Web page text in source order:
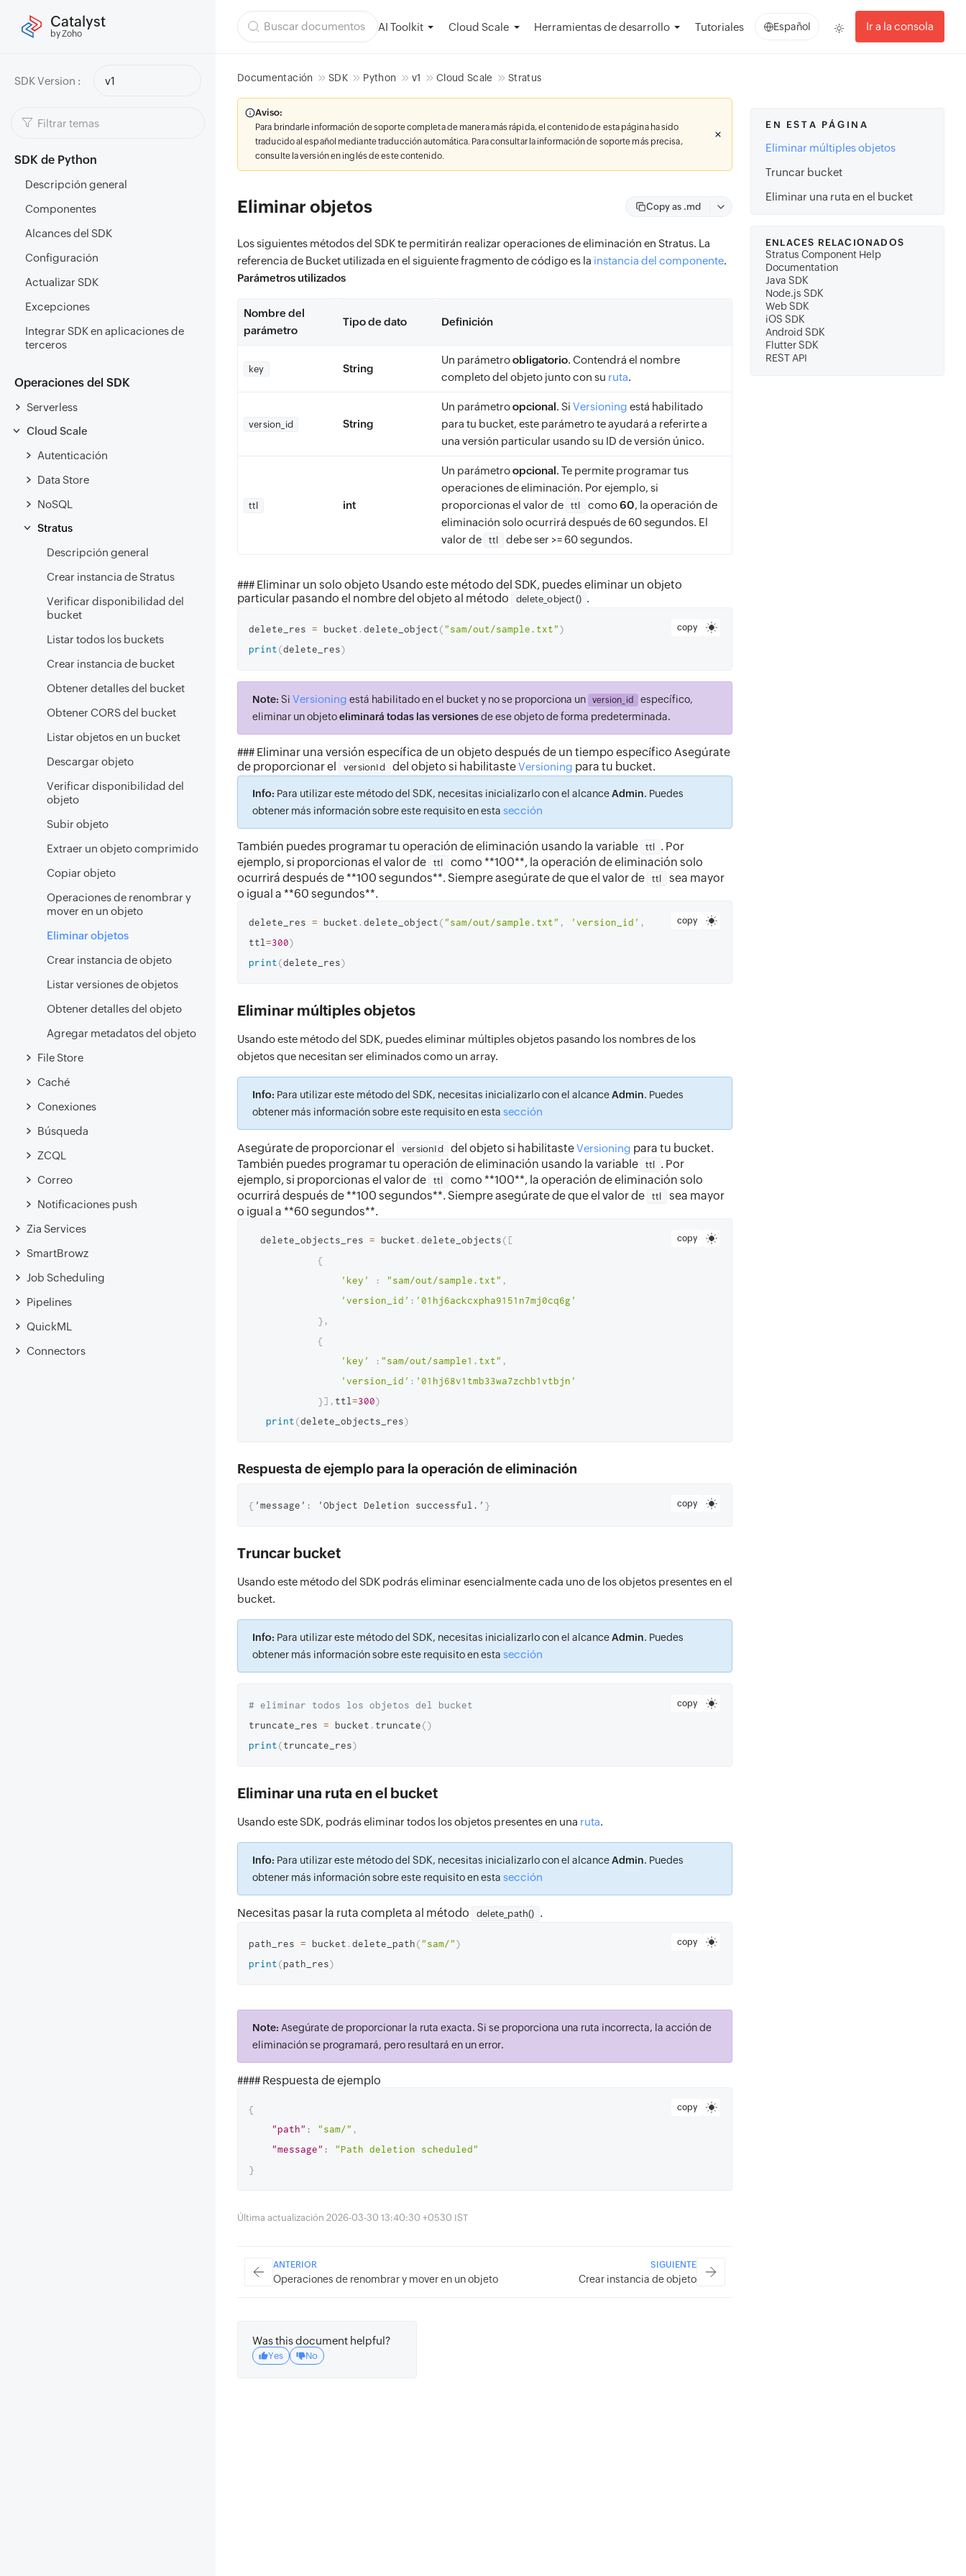
Catalyst
by Zoho
AI Toolkit Cloud Scale Herramientas de desarrollo Tutoriales Español Ir a la consola
SDK Version : v1
SDK de Python
Descripción general
Componentes
Alcances del SDK
Configuración
Actualizar SDK
Excepciones
Integrar SDK en aplicaciones de
terceros
Operaciones del SDK
Serverless
Cloud Scale
Autenticación
Data Store
NoSQL
Stratus
Descripción general
Crear instancia de Stratus
Verificar disponibilidad del
bucket
Listar todos los buckets
Crear instancia de bucket
Obtener detalles del bucket
Obtener CORS del bucket
Listar objetos en un bucket
Descargar objeto
Verificar disponibilidad del
objeto
Subir objeto
Extraer un objeto comprimido
Copiar objeto
Operaciones de renombrar y
mover en un objeto
Eliminar objetos
Crear instancia de objeto
Listar versiones de objetos
Obtener detalles del objeto
Agregar metadatos del objeto
File Store
Caché
Conexiones
Búsqueda
ZCQL
Correo
Notificaciones push
Zia Services
SmartBrowz
Job Scheduling
Pipelines
QuickML
Connectors
Documentación SDK Python v1 Cloud Scale Stratus
Aviso:
Para brindarle información de soporte completa de manera más rápida, el contenido de esta página ha sido
traducido al español mediante traducción automática. Para consultar la información de soporte más precisa,
consulte la versión en inglés de este contenido.
Eliminar objetos Copy as .md
Los siguientes métodos del SDK te permitirán realizar operaciones de eliminación en Stratus. La
referencia de Bucket utilizada en el siguiente fragmento de código es la instancia del componente.
Parámetros utilizados
Nombre del
parámetro
Tipo de dato Definición
key String
Un parámetroobligatorio. Contendrá el nombre
completo del objeto junto con su ruta.
version_id String
Un parámetroopcional. Si Versioning está habilitado
para tu bucket, este parámetro te ayudará a referirte a
una versión particular usando su ID de versión único.
ttl int
Un parámetroopcional. Te permite programar tus
operaciones de eliminación. Por ejemplo, si
proporcionas el valor de
ttl como60, la operación de
eliminación solo ocurrirá después de 60 segundos. El
valor de
ttl debe ser >= 60 segundos.
### Eliminar un solo objeto Usando este método del SDK, puedes eliminar un objeto
particular pasando el nombre del objeto al método
delete_object() .
copy
delete_res = bucket .delete_object("sam/out/sample.txt")
print(delete_res)
Note: Si Versioning está habilitado en el bucket y no se proporciona un version_id
específico,
eliminar un objetoeliminará todas las versionesde ese objeto de forma predeterminada.
### Eliminar una versión específica de un objeto después de un tiempo específico Asegúrate
de proporcionar el
versionId del objeto si habilitasteVersioning para tu bucket.
Info: Para utilizar este método del SDK, necesitas inicializarlo con el alcanceAdmin. Puedes
obtener más información sobre este requisito en esta sección
También puedes programar tu operación de eliminación usando la variable ttl
. Por
ejemplo, si proporcionas el valor de
ttl
como **100**, la operación de eliminación solo
ocurrirá después de **100 segundos**. Siempre asegúrate de que el valor de
ttl
sea mayor
o igual a **60 segundos**.
copy
delete_res = bucket .delete_object("sam/out/sample.txt" , 'version_id' ,
ttl=300)
print(delete_res)
Eliminar múltiples objetos
Usando este método del SDK, puedes eliminar múltiples objetos pasando los nombres de los
objetos que necesitan ser eliminados como un array.
Info: Para utilizar este método del SDK, necesitas inicializarlo con el alcanceAdmin. Puedes
obtener más información sobre este requisito en esta sección
Asegúrate de proporcionar el versionId del objeto si habilitasteVersioning para tu bucket.
También puedes programar tu operación de eliminación usando la variable
ttl
. Por
ejemplo, si proporcionas el valor de
ttl
como **100**, la operación de eliminación solo
ocurrirá después de **100 segundos**. Siempre asegúrate de que el valor de
ttl
sea mayor
o igual a **60 segundos**.
copy
  delete_objects_res
= bucket .delete_objects( [
{
'key'
: "sam/out/sample.txt" ,
'version_id' : '01hj6ackcxpha9151n7mj0cq6g'
} ,
{
'key'
: "sam/out/sample1.txt" ,
'version_id' : '01hj68v1tmb33wa7zchb1vtbjn'
}] , ttl=300)
print(delete_objects_res)
Respuesta de ejemplo para la operación de eliminación
copy
{ 'message' : 'Object Deletion successful.' }
Truncar bucket
Usando este método del SDK podrás eliminar esencialmente cada uno de los objetos presentes en el
bucket.
Info: Para utilizar este método del SDK, necesitas inicializarlo con el alcanceAdmin. Puedes
obtener más información sobre este requisito en esta sección
copy
# eliminar todos los objetos del bucket
truncate_res = bucket . truncate()
print(truncate_res)
Eliminar una ruta en el bucket
Usando este SDK, podrás eliminar todos los objetos presentes en una ruta.
Info: Para utilizar este método del SDK, necesitas inicializarlo con el alcanceAdmin. Puedes
obtener más información sobre este requisito en esta sección
Necesitas pasar la ruta completa al método delete_path() .
copy
path_res = bucket .delete_path("sam/")
print(path_res)
Note: Asegúrate de proporcionar la ruta exacta. Si se proporciona una ruta incorrecta, la acción de
eliminación se programará, pero resultará en un error.
#### Respuesta de ejemplo
copy
{
"path" : "sam/" ,
"message" :
"Path deletion scheduled"
}
Última actualización 2026-03-30 13:40:30 +0530 IST
ANTERIOR
Operaciones de renombrar y mover en un objeto
SIGUIENTE
Crear instancia de objeto
Was this document helpful?
Yes No
EN ESTA PÁGINA
Eliminar múltiples objetos
Truncar bucket
Eliminar una ruta en el bucket
ENLACES RELACIONADOS
Stratus Component Help
Documentation
Java SDK
Node.js SDK
Web SDK
iOS SDK
Android SDK
Flutter SDK
REST API